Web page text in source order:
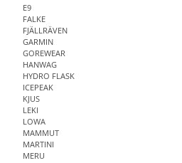
E9
FALKE
FJÄLLRÄVEN
GARMIN
GOREWEAR
HANWAG
HYDRO FLASK
ICEPEAK
KJUS
LEKI
LOWA
MAMMUT
MARTINI
MERU